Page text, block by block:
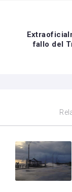
fallo del